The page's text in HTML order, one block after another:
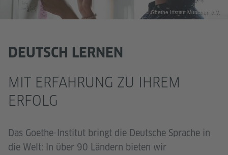
DEUTSCH LERNEN
MIT ERFAHRUNG ZU IHREM
ERFOLG
© Goethe-Institut München e.V.
Das Goethe-Institut bringt die Deutsche Sprache in
die Welt: In über 90 Ländern bieten wir